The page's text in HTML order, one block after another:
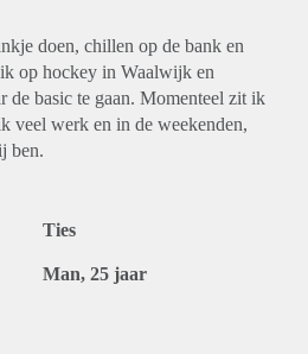
doen, chillen op de bank en
op hockey in Waalwijk en
de basic te gaan. Momenteel zit ik
veel werk en in de weekenden,
ben.
Ties
Man, 25 jaar